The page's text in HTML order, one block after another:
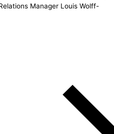
Manager Louis Wolff-